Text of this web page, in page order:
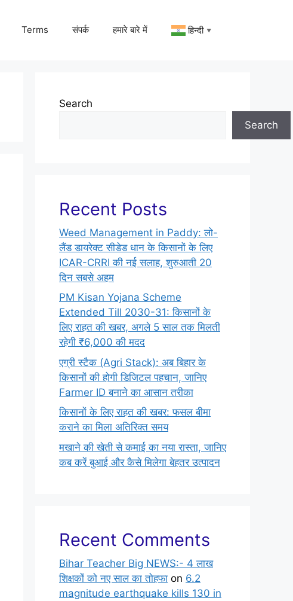
Terms संपर्क हमारे बारे में हिन्दी ▼
Search
Search
Recent Posts
Weed Management in Paddy: लो-
लैंड डायरेक्ट सीडेड धान के किसानों के लिए
ICAR-CRRI की नई सलाह, शुरुआती 20
दिन सबसे अहम
PM Kisan Yojana Scheme
Extended Till 2030-31: किसानों के
लिए राहत की खबर, अगले 5 साल तक मिलती
रहेगी ₹6,000 की मदद
एग्री स्टैक (Agri Stack): अब बिहार के
किसानों की होगी डिजिटल पहचान, जानिए
Farmer ID बनाने का आसान तरीका
किसानों के लिए राहत की खबर: फसल बीमा
कराने का मिला अतिरिक्त समय
मखाने की खेती से कमाई का नया रास्ता, जानिए
कब करें बुआई और कैसे मिलेगा बेहतर उत्पादन
Recent Comments
Bihar Teacher Big NEWS:- 4 लाख
शिक्षकों को नए साल का तोहफा on 6.2
magnitude earthquake kills 130 in